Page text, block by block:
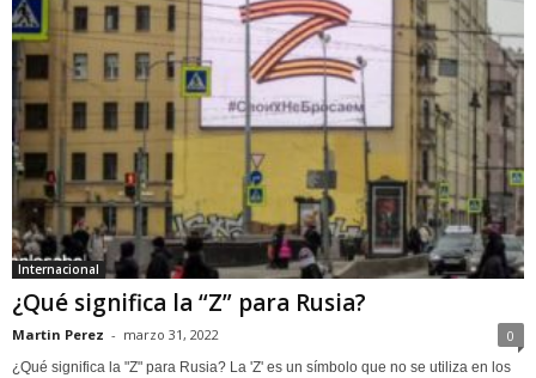
Internacional
¿Qué significa la “Z” para Rusia?
Martin Perez - marzo 31, 2022 0
¿Qué significa la "Z" para Rusia? La 'Z' es un símbolo que no se utiliza en los